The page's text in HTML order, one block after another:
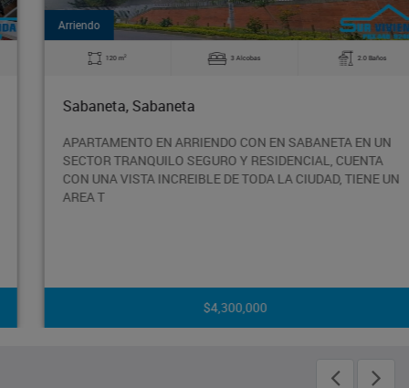
Arriendo
120 m2 3 Alcobas 2.0 Baños
Sabaneta, Sabaneta
APARTAMENTO EN ARRIENDO CON EN SABANETA EN UN
SECTOR TRANQUILO SEGURO Y RESIDENCIAL, CUENTA
CON UNA VISTA INCREIBLE DE TODA LA CIUDAD, TIENE UN
AREA T
$4,300,000